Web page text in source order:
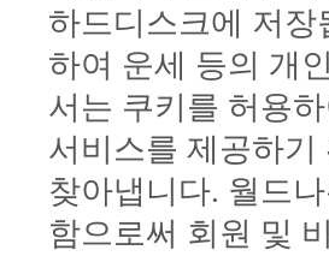
하드디스크에 저
하여 운세 등의 개
서는 쿠키를 허용
서비스를 제공하
찾아냅니다. 월드
함으로써 회원 및